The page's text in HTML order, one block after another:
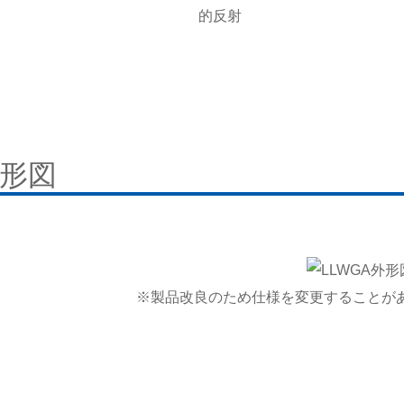
的反射
図
※製品改良のため仕様を変更することが